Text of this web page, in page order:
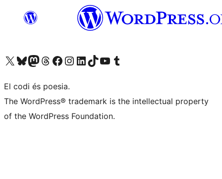
Visiteu el nostre compte X (abans Twitter)
Visiteu el nostre compte de Bluesky
Visiteu el nostre compte al Mastodon
Visiteu el nostre compte de Threads
Visiteu la nostra pàgina al Facebook
Visiteu el nostre compte d'Instagram
Visiteu el nostre compte de LinkedIn
Visiteu el nostre compte de TikTok
Visiteu el nostre canal al YouTube
Visiteu el nostre compte de Tumblr
El codi és poesia.
The WordPress® trademark is the intellectual property
of the WordPress Foundation.